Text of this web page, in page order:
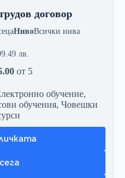
договор
НивоВсички нива
лв.
от 5
обучение,
обучения, Човешки